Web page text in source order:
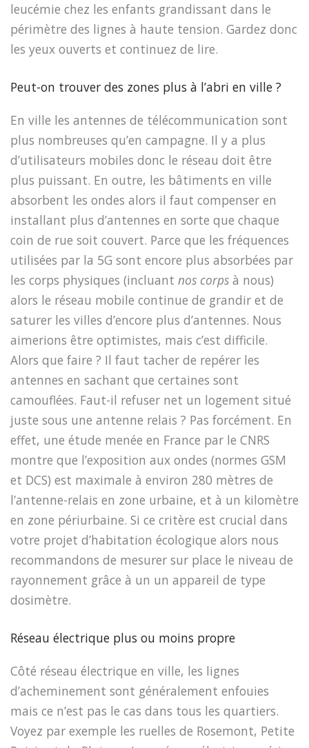
leucémie chez les enfants grandissant dans le
périmètre des lignes à haute tension. Gardez donc
les yeux ouverts et continuez de lire.
Peut-on trouver des zones plus à l’abri en ville ?
En ville les antennes de télécommunication sont
plus nombreuses qu’en campagne. Il y a plus
d’utilisateurs mobiles donc le réseau doit être
plus puissant. En outre, les bâtiments en ville
absorbent les ondes alors il faut compenser en
installant plus d’antennes en sorte que chaque
coin de rue soit couvert. Parce que les fréquences
utilisées par la 5G sont encore plus absorbées par
les corps physiques (incluant nos corps à nous)
alors le réseau mobile continue de grandir et de
saturer les villes d’encore plus d’antennes. Nous
aimerions être optimistes, mais c’est difficile.
Alors que faire ? Il faut tacher de repérer les
antennes en sachant que certaines sont
camouflées. Faut-il refuser net un logement situé
juste sous une antenne relais ? Pas forcément. En
effet, une étude menée en France par le CNRS
montre que l’exposition aux ondes (normes GSM
et DCS) est maximale à environ 280 mètres de
l’antenne-relais en zone urbaine, et à un kilomètre
en zone périurbaine. Si ce critère est crucial dans
votre projet d’habitation écologique alors nous
recommandons de mesurer sur place le niveau de
rayonnement grâce à un un appareil de type
dosimètre.
Réseau électrique plus ou moins propre
Côté réseau électrique en ville, les lignes
d’acheminement sont généralement enfouies
mais ce n’est pas le cas dans tous les quartiers.
Voyez par exemple les ruelles de Rosemont, Petite